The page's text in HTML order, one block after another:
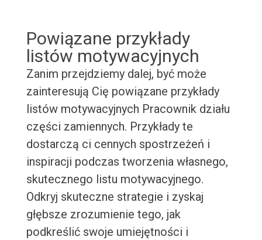
Powiązane przykłady
listów motywacyjnych
Zanim przejdziemy dalej, być może
zainteresują Cię powiązane przykłady
listów motywacyjnych Pracownik działu
części zamiennych. Przykłady te
dostarczą ci cennych spostrzeżeń i
inspiracji podczas tworzenia własnego,
skutecznego listu motywacyjnego.
Odkryj skuteczne strategie i zyskaj
głębsze zrozumienie tego, jak
podkreślić swoje umiejętności i